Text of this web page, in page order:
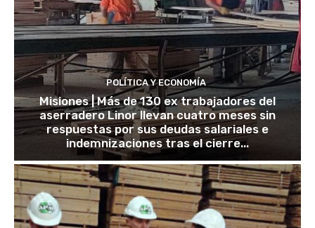
POLÍTICA Y ECONOMÍA
Misiones | Más de 130 ex trabajadores del
aserradero Linor llevan cuatro meses sin
respuestas por sus deudas salariales e
indemnizaciones tras el cierre...